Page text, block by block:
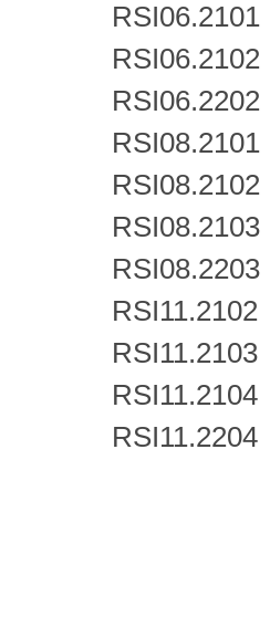
RSI06.2101
RSI06.2102
RSI06.2202
RSI08.2101
RSI08.2102
RSI08.2103
RSI08.2203
RSI11.2102
RSI11.2103
RSI11.2104
RSI11.2204